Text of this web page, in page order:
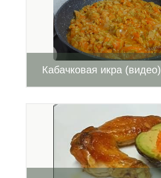
Кабачковая икра (видео)